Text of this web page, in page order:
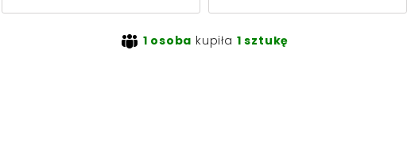
1 osoba kupiła 1 sztukę